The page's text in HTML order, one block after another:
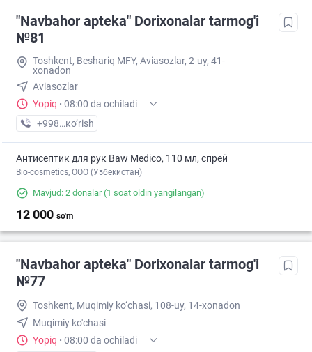
"Navbahor apteka" Dorixonalar tarmog'i
№81
Toshkent, Beshariq MFY, Aviasozlar, 2-uy, 41-
xonadon
Aviasozlar
Yopiq · 08:00 da ochiladi
+998 (94) XXX-XX-XX
кo’rish
Антисептик для рук Baw Medico, 110 мл, спрей
Bio-cosmetics, ООО (Узбекистан)
Mavjud: 2 donalar(1 soat oldin yangilangan)
12 000 so'm
"Navbahor apteka" Dorixonalar tarmog'i
№77
Toshkent, Muqimiy ko‘chasi, 108-uy, 14-xonadon
Muqimiy ko'chasi
Yopiq · 08:00 da ochiladi